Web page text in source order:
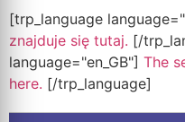
[trp_language
znajduje się tutaj. [/
language="en_GB"] The
here. [/trp_language]